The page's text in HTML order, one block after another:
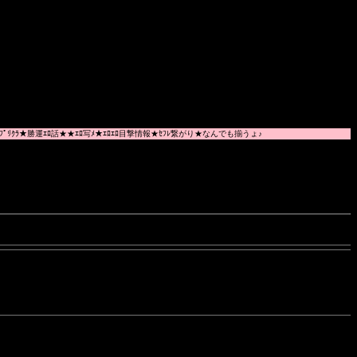
ｸﾗ★勝運ｴﾛ話★★ｴﾛ写ﾒ★ｴﾛｴﾛ目撃情報★ｾﾌﾚ繋がり★なんでも揃うょ♪